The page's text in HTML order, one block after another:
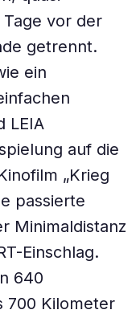
Tage vor der
getrennt.
ein
LEIA
auf die
„Krieg
passierte
Minimaldistanz
Einschlag.
640
700 Kilometer